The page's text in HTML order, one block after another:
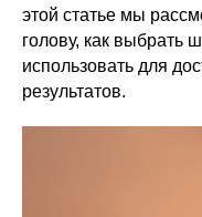
этой статье мы
голову, как выбрать
использовать для
результатов.